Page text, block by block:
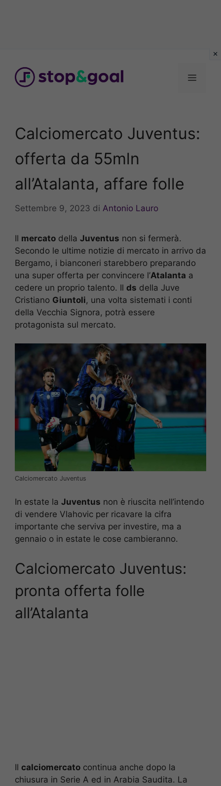
contenuto
Menu
Calciomercato Juventus:
offerta da 55mln
all’Atalanta, affare folle
Settembre 9, 2023 di Antonio Lauro
Il mercato della Juventus non si fermerà.
Secondo le ultime notizie di mercato in arrivo da
Bergamo, i bianconeri starebbero preparando
una super offerta per convincere l’Atalanta a
cedere un proprio talento. Il ds della Juve
Cristiano Giuntoli, una volta sistemati i conti
della Vecchia Signora, potrà essere
protagonista sul mercato.
Calciomercato Juventus
In estate la Juventus non è riuscita nell’intendo
di vendere Vlahovic per ricavare la cifra
importante che serviva per investire, ma a
gennaio o in estate le cose cambieranno.
Calciomercato Juventus:
pronta offerta folle
all’Atalanta
Il calciomercato continua anche dopo la
chiusura in Serie A ed in Arabia Saudita. La